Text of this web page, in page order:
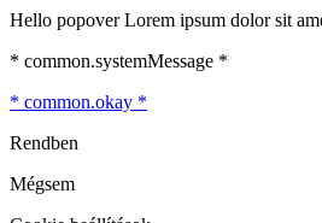
Hello popover Lorem ipsum dolor sit
* common.systemMessage *
* common.okay *
Rendben
Mégsem